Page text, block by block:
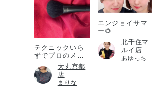
テクニックいら
ずでプロのメイ
ク仕上がりを✨
大丸京都
店
まりな
エンジョイサマ
ー🌻
北千住マ
ルイ店
あゆっち